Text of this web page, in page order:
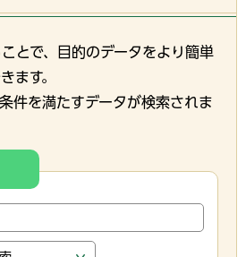
とで、目的のデータをより簡単
ます。
件を満たすデータが検索されま